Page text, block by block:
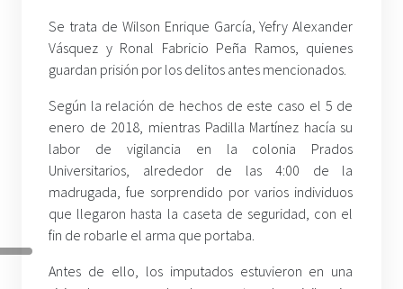
Se trata de Wilson Enrique García, Yefry Alexander
Vásquez y Ronal Fabricio Peña Ramos, quienes
guardan prisión por los delitos antes mencionados.
Según la relación de hechos de este caso el 5 de
enero de 2018, mientras Padilla Martínez hacía su
labor de vigilancia en la colonia Prados
Universitarios, alrededor de las 4:00 de la
madrugada, fue sorprendido por varios individuos
que llegaron hasta la caseta de seguridad, con el
fin de robarle el arma que portaba.
Antes de ello, los imputados estuvieron en una